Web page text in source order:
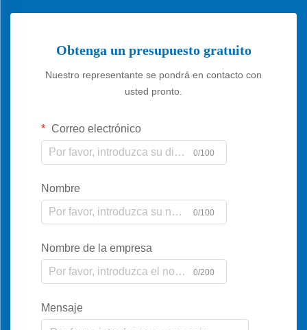
Obtenga un presupuesto gratuito
Nuestro representante se pondrá en contacto con
usted pronto.
Correo electrónico
0/100
Nombre
0/100
Nombre de la empresa
0/200
Mensaje